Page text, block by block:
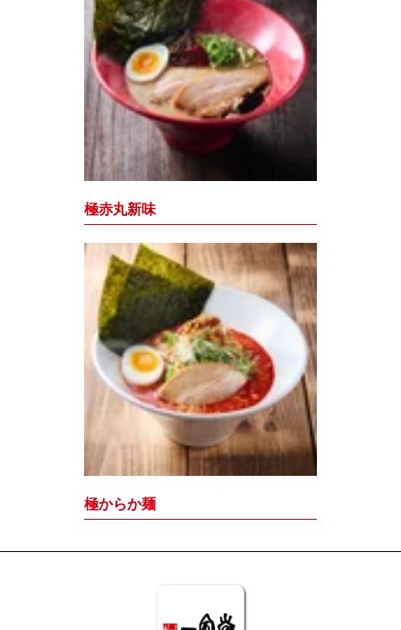
極赤丸新味
極からか麺